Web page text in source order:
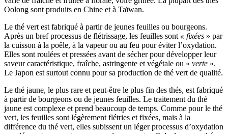
Oolong sont produits en Chine et à Taïwan.
Le thé vert est fabriqué à partir de jeunes feuilles ou bourgeons.
Après un bref processus de flétrissage, les feuilles sont « fixées » par
la cuisson à la poêle, à la vapeur ou au feu pour éviter l’oxydation.
Elles sont roulées et pressées avant de sécher pour développer leur
saveur caractéristique, fraîche, astringente et végétale ou « verte ».
Le Japon est surtout connu pour sa production de thé vert de qualité.
Le thé jaune, le plus rare et peut-être le plus fin des thés, est fabriqué
à partir de bourgeons ou de jeunes feuilles. Le traitement du thé
jaune est complexe et prend beaucoup de temps. Comme pour le thé
vert, les feuilles sont légèrement flétries et fixées, mais à la
différence du thé vert, elles subissent un léger processus d’oxydation